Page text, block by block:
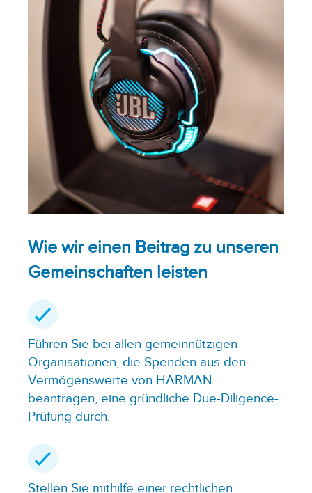
Wie wir einen Beitrag zu unseren
Gemeinschaften leisten
Führen Sie bei allen gemeinnützigen
Organisationen, die Spenden aus den
Vermögenswerte von HARMAN
beantragen, eine gründliche Due-Diligence-
Prüfung durch.
Stellen Sie mithilfe einer rechtlichen